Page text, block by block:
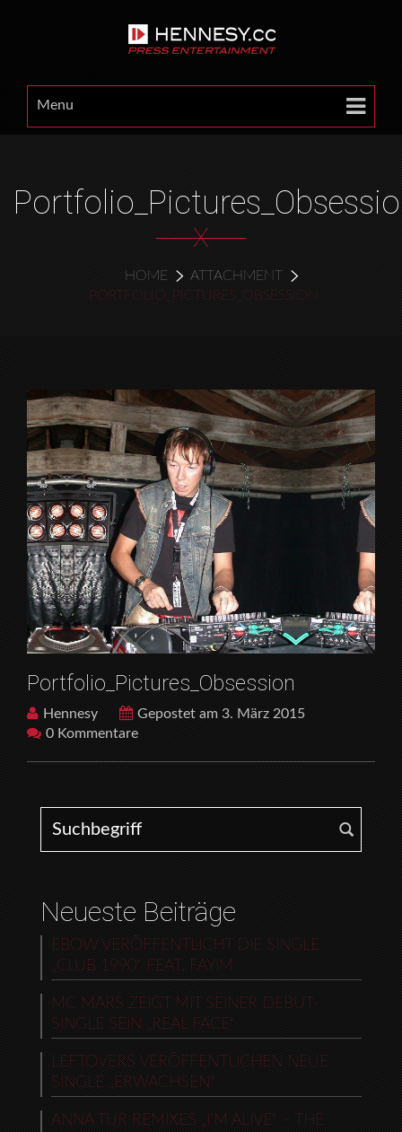
Menu
X
HOME
ATTACHMENT
PORTFOLIO_PICTURES_OBSESSION
Portfolio_Pictures_Obsession
Hennesy
Gepostet am 3. März 2015
0 Kommentare
Search for:
Neueste Beiträge
EBOW VERÖFFENTLICHT DIE SINGLE
„CLUB 1990“ FEAT. FAYIM
MC MARS ZEIGT MIT SEINER DEBUT-
SINGLE SEIN „REAL FACE“
LEFTOVERS VERÖFFENTLICHEN NEUE
SINGLE „ERWACHSEN“
ANNA TUR REMIXES „I’M ALIVE“ – THE